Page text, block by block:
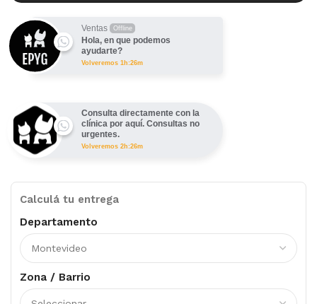
Ventas Offline
Hola, en que podemos
ayudarte?
Volveremos 1h:26m
Consulta directamente con la
clínica por aquí. Consultas no
urgentes.
Volveremos 2h:26m
Calculá tu entrega
Departamento
Zona / Barrio